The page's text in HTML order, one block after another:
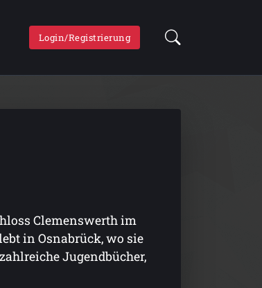
Login/Registrierung
Clemenswerth im
in Osnabrück, wo sie
Jugendbücher,